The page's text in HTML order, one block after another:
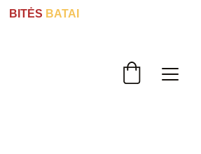
BITĖS BATAI